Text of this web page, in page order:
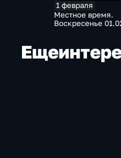
1 февраля
Местное время.
Воскресенье
Еще